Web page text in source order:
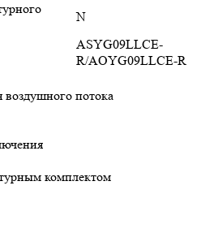
N
ASYG09LLCE-
R/AOYG09LLCE-R
воздушного потока
комплектом